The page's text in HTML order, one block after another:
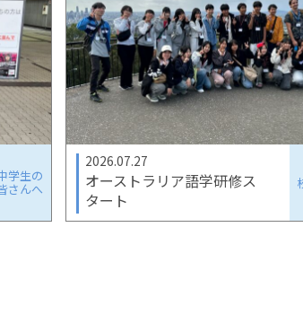
学生の
さんへ
2026.07.27
オーストラリア語学研修ス
タート